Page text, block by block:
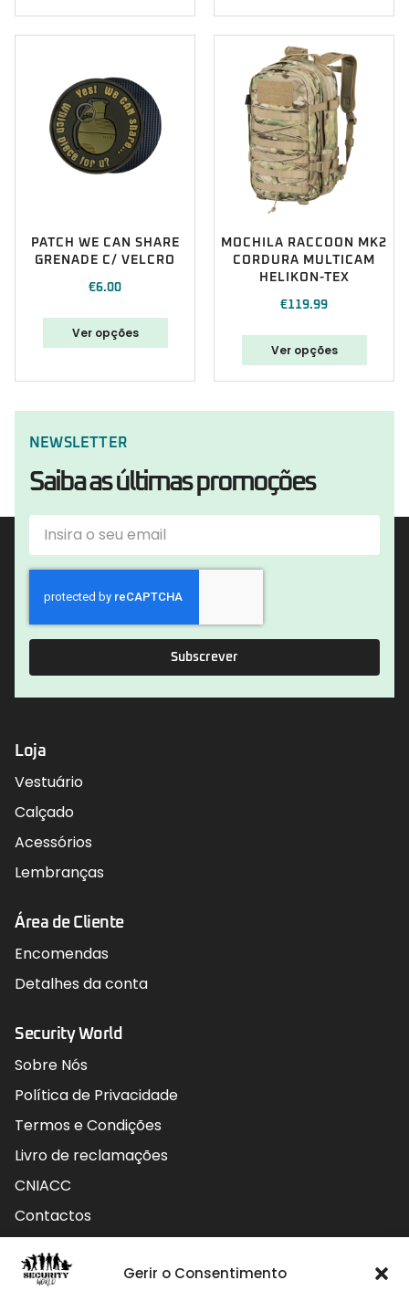
Gerir o Consentimento
PATCH WE CAN SHARE
GRENADE C/ VELCRO
€6.00
Ver opções
MOCHILA RACCOON MK2
CORDURA MULTICAM
HELIKON-TEX
€119.99
Ver opções
NEWSLETTER
Saiba as últimas promoções
Subscrever
Loja
Vestuário
Calçado
Acessórios
Lembranças
Área de Cliente
Encomendas
Detalhes da conta
Security World
Sobre Nós
Política de Privacidade
Termos e Condições
Livro de reclamações
CNIACC
Contactos
Contactos